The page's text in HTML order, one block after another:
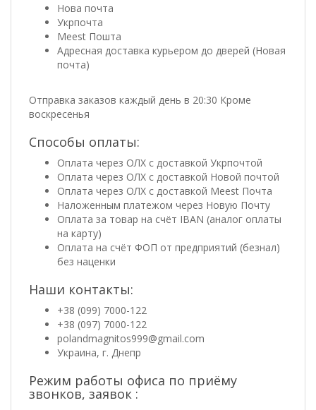
Нова почта
Укрпочта
Meest Пошта
Адресная доставка курьером до дверей (Новая
почта)
Отправка заказов каждый день в 20:30 Кроме
воскресенья
Способы оплаты:
Оплата через ОЛХ с доставкой Укрпочтой
Оплата через ОЛХ с доставкой Новой почтой
Оплата через ОЛХ с доставкой Meest Почта
Наложенным платежом через Новую Почту
Оплата за товар на счёт IBAN (аналог оплаты
на карту)
Оплата на счёт ФОП от предприятий (безнал)
без наценки
Наши контакты:
+38 (099) 7000-122
+38 (097) 7000-122
polandmagnitos999@gmail.com
Украина, г. Днепр
Режим работы офиса по приёму
звонков, заявок :